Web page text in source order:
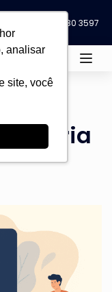
analisar
site, você
0800 580 3597